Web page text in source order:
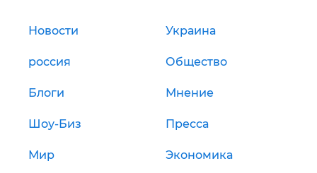
Новости Украина
россия Общество
Блоги Мнение
Шоу-Биз Пресса
Мир Экономика